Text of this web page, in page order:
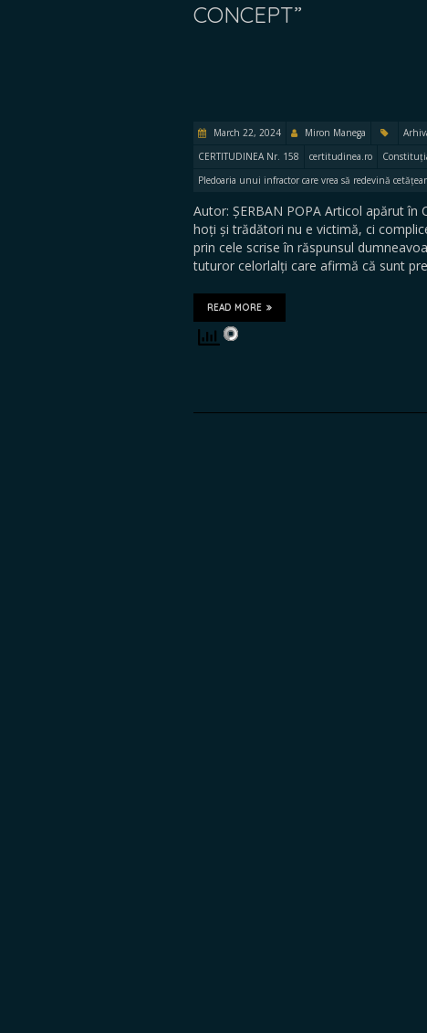
CONCEPT”
March 22, 2024 Miron Manega
CERTITUDINEA Nr. 158
certitudinea.ro
Pledoaria unui infractor care vrea să redevină
Autor: ȘERBAN POPA Articol apărut
hoți și trădători nu e victimă, ci
prin cele scrise în răspunsul
tuturor celorlalți care afirmă că sunt
READ MORE